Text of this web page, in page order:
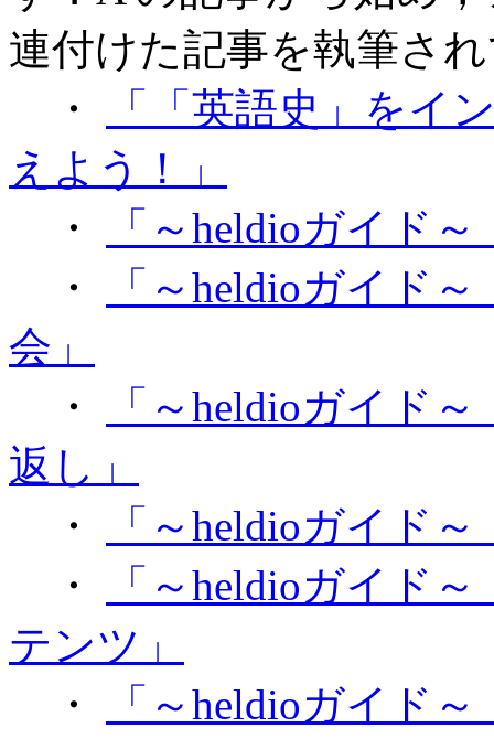
連付けた記事を執筆さ
・
「「英語史」をイ
えよう！」
・
「～heldioガイド
・
「～heldioガイド
会」
・
「～heldioガイド
返し」
・
「～heldioガイド
・
「～heldioガイド
テンツ」
・
「～heldioガイド